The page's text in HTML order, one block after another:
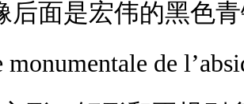
后面是宏伟的黑色
monumentale de